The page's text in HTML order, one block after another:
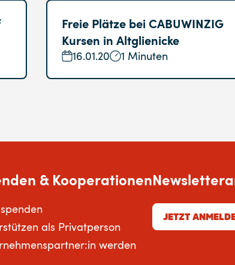
Freie Plätze bei CABUWINZIG
Kursen in Altglienicke
16.01.20 1 Minuten
& Kooperationen
als Privatperson
werden
JETZT